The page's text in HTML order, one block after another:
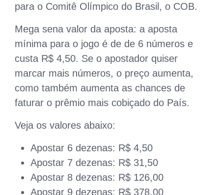
para o Comitê Olímpico do Brasil, o COB.
Mega sena valor da aposta: a aposta
mínima para o jogo é de de 6 números e
custa R$ 4,50. Se o apostador quiser
marcar mais números, o preço aumenta,
como também aumenta as chances de
faturar o prêmio mais cobiçado do País.
Veja os valores abaixo:
Apostar 6 dezenas: R$ 4,50
Apostar 7 dezenas: R$ 31,50
Apostar 8 dezenas: R$ 126,00
Apostar 9 dezenas: R$ 378,00